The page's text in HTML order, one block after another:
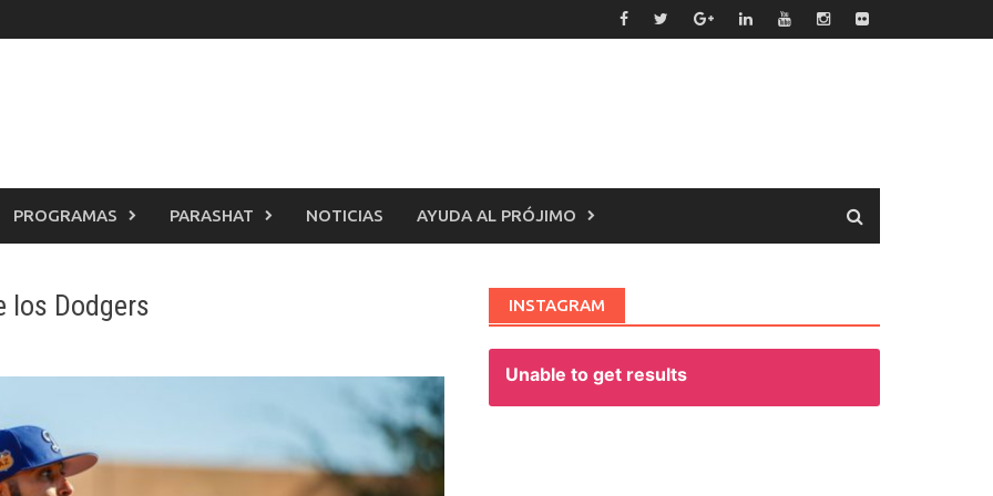
PROGRAMAS PARASHAT NOTICIAS AYUDA AL PRÓJIMO
los Dodgers INSTAGRAM
Unable to get results